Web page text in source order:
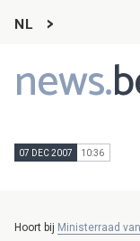
NL
news.
Main
navigation
07 DEC 2007 10:36
Hoort bij Ministerraad